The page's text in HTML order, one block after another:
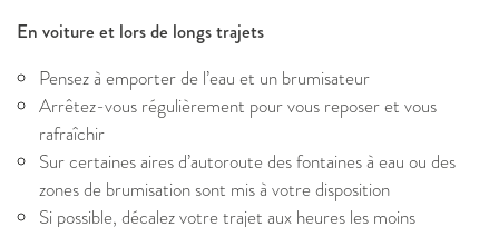
En voiture et lors de longs trajets
Pensez à emporter de l’eau et un brumisateur
Arrêtez-vous régulièrement pour vous reposer et vous
rafraîchir
Sur certaines aires d’autoroute des fontaines à eau ou des
zones de brumisation sont mis à votre disposition
Si possible, décalez votre trajet aux heures les moins